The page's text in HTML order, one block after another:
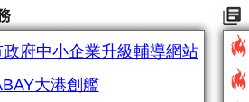
府中小企業升級輔導網站
大港創艦